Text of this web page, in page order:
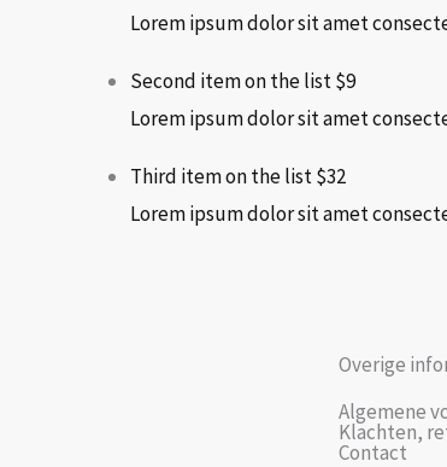
Lorem ipsum dolor sit amet
Second item on the list$9
Lorem ipsum dolor sit amet
Third item on the list$32
Lorem ipsum dolor sit amet
Overige
Algemene
Klachten,
Contact